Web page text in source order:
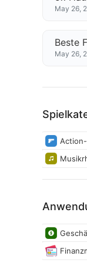
May 26,
Beste
May 26,